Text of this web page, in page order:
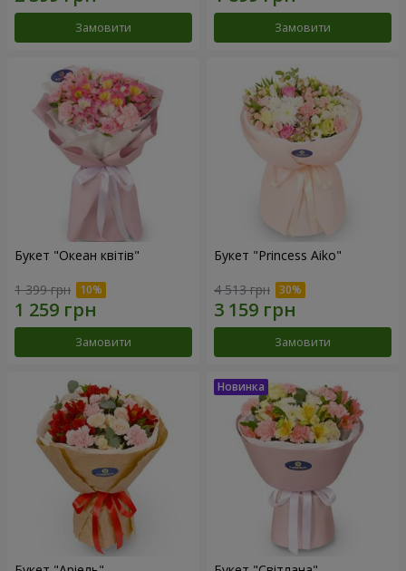
Замовити Замовити
Букет "Океан квітів"
1 399 грн
Замовити
Букет "Princess Aiko"
4 513 грн
Замовити